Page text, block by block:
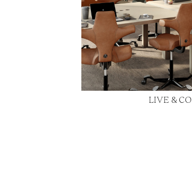
LIVE & CO